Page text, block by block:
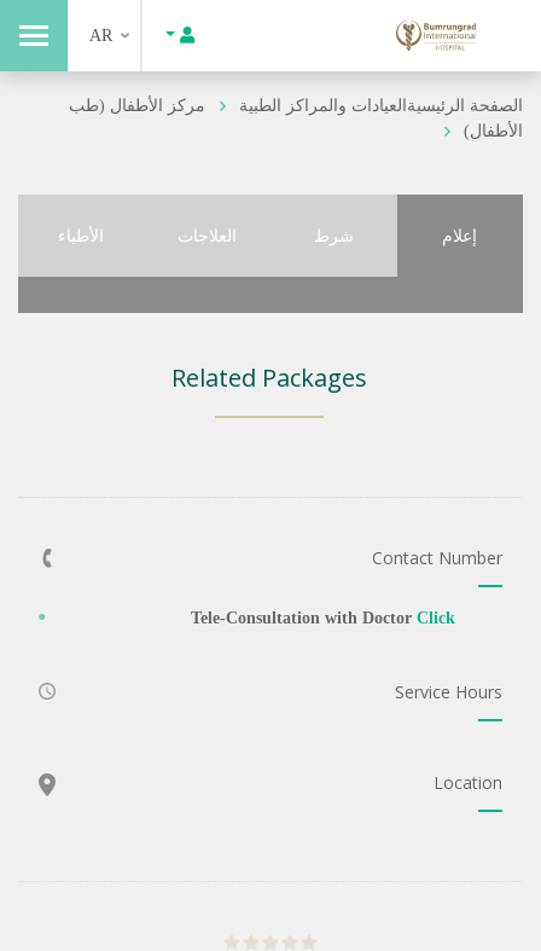
AR
الصفحة الرئيسيةالعيادات والمراكز الطبية
مركز الأطفال (طب
الأطفال)
إعلام شرط العلاجات الأطباء
Related Packages
Contact Number
Tele-Consultation with Doctor Click
Service Hours
Location